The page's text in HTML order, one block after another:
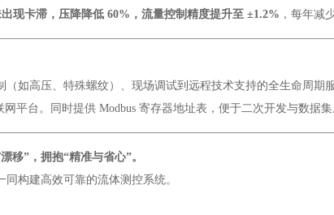
现卡滞，压降降低 60%，流量控制精度提升至 ±1.2% ，每年减
如高压、特殊螺纹）、现场调试到远程技术支持的全生命周期
平台。同时提供 Modbus 寄存器地址表，便于二次开发与数据集
移”，拥抱“精准与省心”。
构建高效可靠的流体测控系统。